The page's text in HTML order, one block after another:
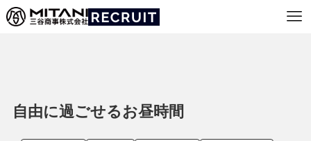
自由に過ごせるお昼時間